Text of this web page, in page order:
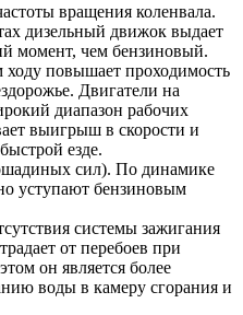
вращения коленвала.
дизельный движок выдает
момент, чем бензиновый.
ходу повышает проходимость
Двигатели на
диапазон рабочих
выигрыш в скорости и
езде.
сил). По динамике
уступают бензиновым
системы зажигания
от перебоев при
он является более
воды в камеру сгорания и